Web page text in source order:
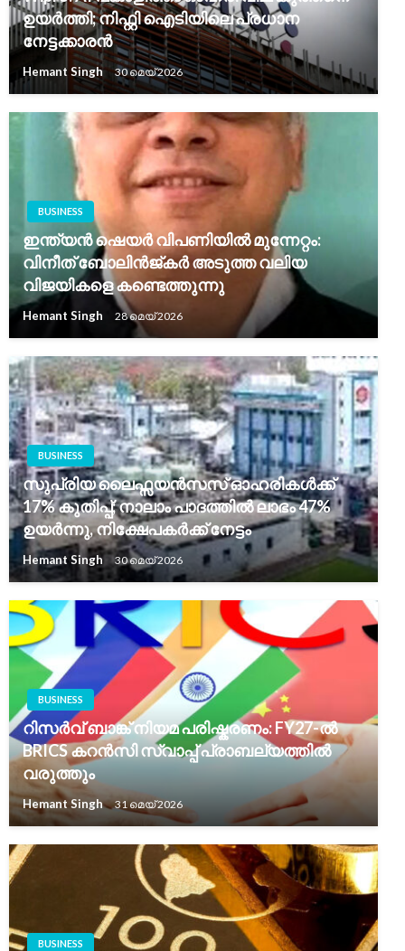
ഉയർത്തി; നിഫ്റ്റി ഐടിയിലെ പ്രധാന
നേട്ടക്കാരൻ
Hemant Singh 30 മെയ്‌ 2026
BUSINESS
ഇന്ത്യൻ ഷെയർ വിപണിയിൽ മുന്നേറ്റം:
വിനീത് ബോലിൻജ്കർ അടുത്ത വലിയ
വിജയികളെ കണ്ടെത്തുന്നു
Hemant Singh 28 മെയ്‌ 2026
BUSINESS
സുപ്രിയ ലൈഫ്സയൻസസ് ഓഹരികൾക്ക്
17% കുതിപ്പ്; നാലാം പാദത്തിൽ ലാഭം 47%
ഉയർന്നു, നിക്ഷേപകർക്ക് നേട്ടം
Hemant Singh 30 മെയ്‌ 2026
BUSINESS
റിസർവ് ബാങ്ക് നിയമ പരിഷ്കരണം: FY27-ൽ
BRICS കറൻസി സ്വാപ്പ് പ്രാബല്യത്തിൽ
വരുത്തും
Hemant Singh 31 മെയ്‌ 2026
BUSINESS